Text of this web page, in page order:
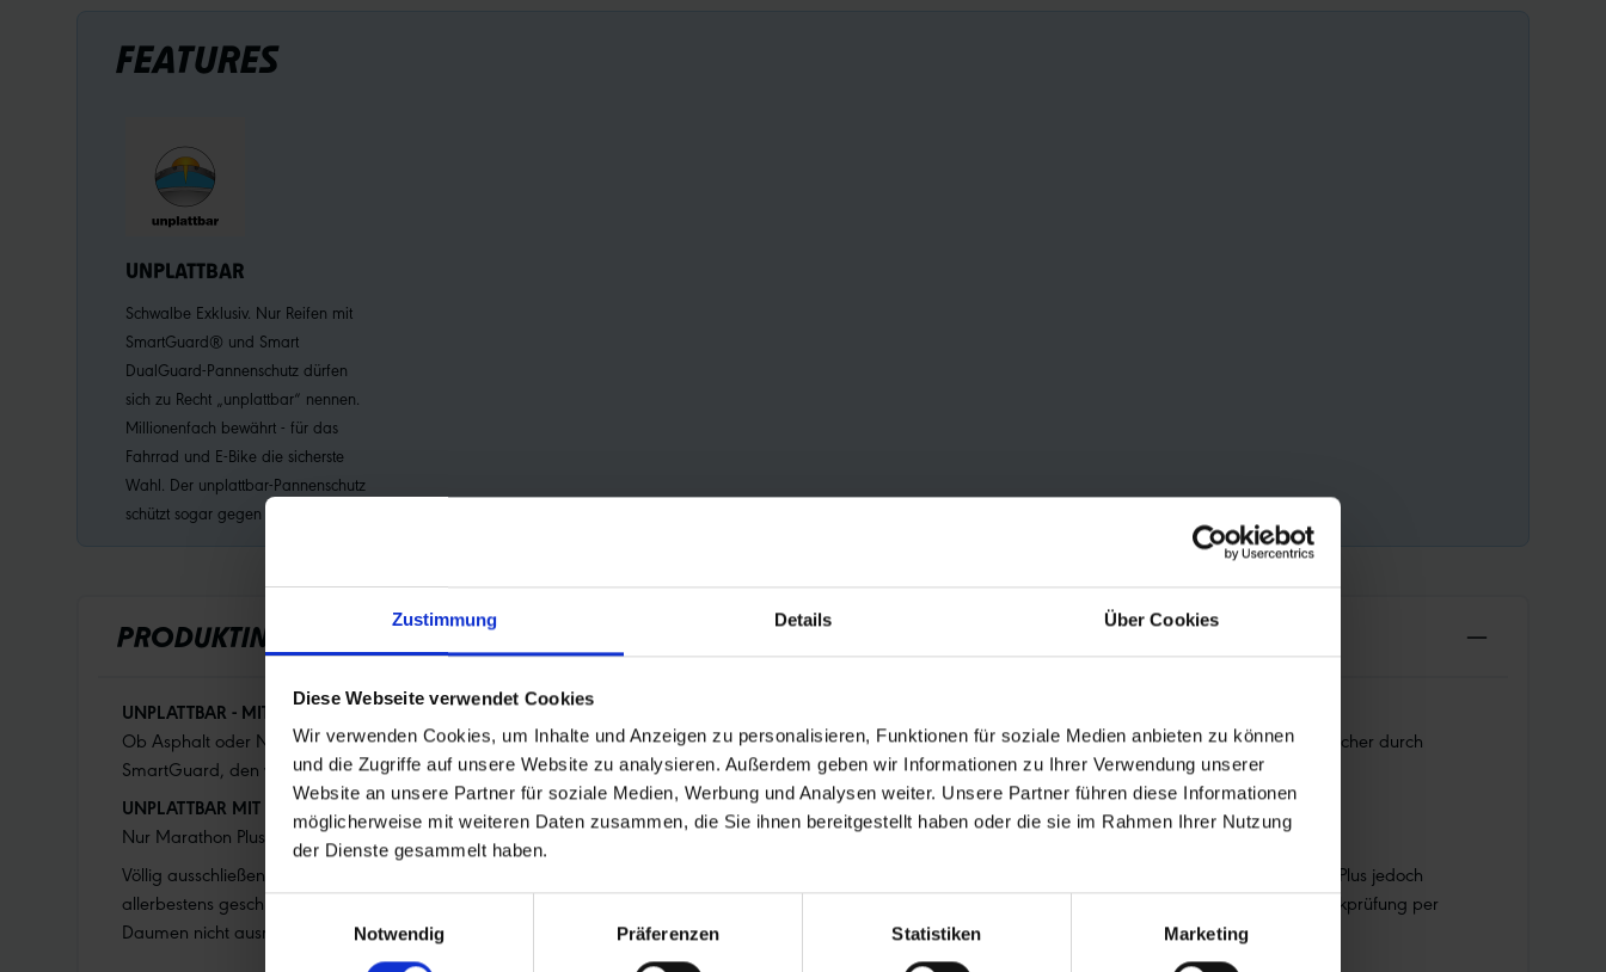
Zustimmung Details Über Cookies
Diese Webseite verwendet Cookies
Wir verwenden Cookies, um Inhalte und Anzeigen zu personalisieren, Funktionen für soziale Medien anbieten zu können
und die Zugriffe auf unsere Website zu analysieren. Außerdem geben wir Informationen zu Ihrer Verwendung unserer
Website an unsere Partner für soziale Medien, Werbung und Analysen weiter. Unsere Partner führen diese Informationen
möglicherweise mit weiteren Daten zusammen, die Sie ihnen bereitgestellt haben oder die sie im Rahmen Ihrer Nutzung
der Dienste gesammelt haben.
Notwendig
Präferenzen Statistiken Marketing
FEATURES
UNPLATTBAR
Schwalbe Exklusiv. Nur Reifen mit
SmartGuard® und Smart
DualGuard-Pannenschutz dürfen
sich zu Recht „unplattbar“ nennen.
Millionenfach bewährt - für das
Fahrrad und E-Bike die sicherste
Wahl. Der unplattbar-Pannenschutz
schützt sogar gegen Heftzwecken.
PRODUKTINFORMATIONEN
UNPLATTBAR - MIT MARKANTEM TREKKINGPROFIL.
Ob Asphalt oder Naturstraße, der vielseitige Reifen ist auf allen Wegen zu Hause. Im Alltag oder auf ganz großer Tour. Der robuste Aufbau steckt alles weg. Sicher durch
SmartGuard, den wirksamsten Schutzgürtel, den es für Fahrradreifen gibt.
UNPLATTBAR MIT MARATHON PLUS
Nur Marathon Plus Reifen machen das Fahrrad unplattbar. Der 5 mm starke Pannenschutz schützt sogar vor Heftzwecken.www.schwalbe.com/unplattbar
Völlig ausschließen kann man eine Reifenpanne nie. Gegen die typischen Pannenteufel wie Scherben oder Granulat ist man mit dem Fahrradreifen Marathon Plus jedoch
allerbestens geschützt. Bei allen Marathon Plus unbedingt ein Manometer zum Einstellen des Luftdrucks benutzen. Durch den besonderen Aufbau ist eine Druckprüfung per
Daumen nicht ausreichend.